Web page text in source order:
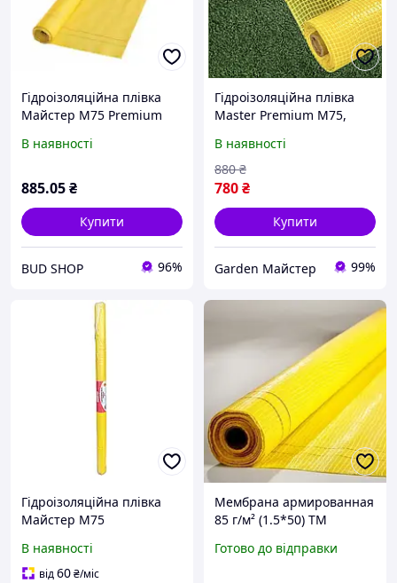
Гідроізоляційна плівка
Майстер М75 Premium
В наявності
885.05₴
Купити
BUD SHOP 96%
Гідроізоляційна плівка
Master Premium M75,
жовта, 75 м², міцний
водозахисний бар'єр
В наявності
780₴
880 ₴
Купити
Garden Майстер 99%
Гідроізоляційна плівка
Майстер M75
В наявності
від60₴/міс
Мембрана армированная
85 г/м² (1.5*50) ТМ
гидроизоляционная
Готово до відправки